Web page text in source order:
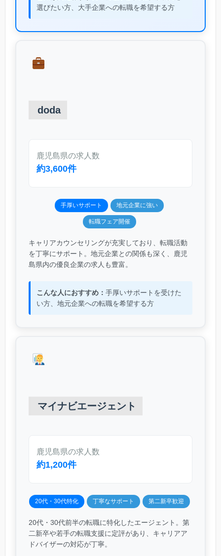
選びたい方、大手企業への転職を希望する方
doda
鹿児島県の求人数
約3,600件
手厚いサポート 地元企業に強い
転職フェア開催
キャリアカウンセリングが充実しており、転職活動
を丁寧にサポート。地元企業との関係も深く、鹿児
島県内の優良企業の求人も豊富。
こんな人におすすめ： 手厚いサポートを受けた
い方、地元企業への転職を希望する方
マイナビエージェント
鹿児島県の求人数
約1,200件
20代・30代特化 丁寧なサポート 第二新卒歓迎
20代・30代前半の転職に特化したエージェント。第
二新卒や若手の転職支援に定評があり、キャリアア
ドバイザーの対応が丁寧。